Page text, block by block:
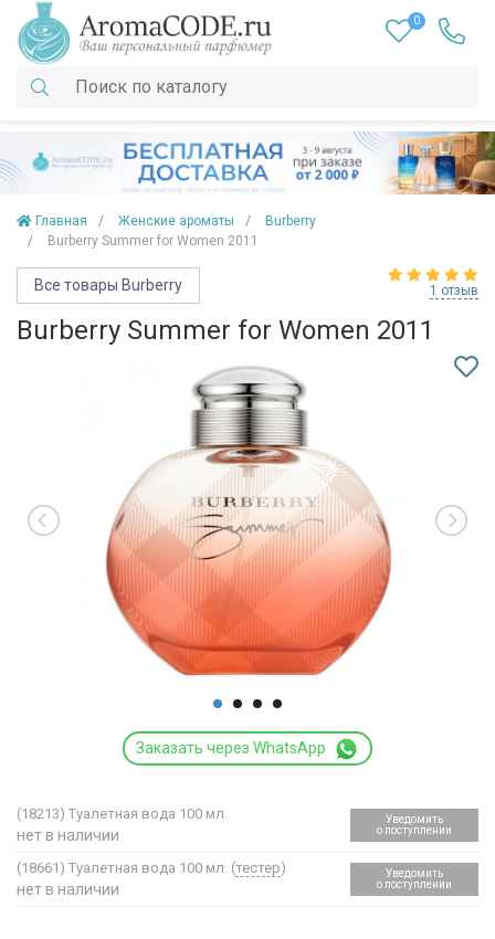
0
Главная Женские ароматы
Burberry
Burberry Summer for Women 2011
Все товары Burberry 1 отзыв
Burberry Summer for Women 2011
Заказать через WhatsApp
(18213) Туалетная вода 100 мл.
нет в наличии
Уведомить
о поступлении
(18661) Туалетная вода 100 мл. (тестер)
нет в наличии
Уведомить
о поступлении